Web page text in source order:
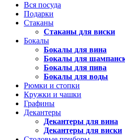
Вся посуда
Подарки
Стаканы
Стаканы для виски
Бокалы
Бокалы для вина
Бокалы для
Бокалы для пива
Бокалы для воды
Рюмки и стопки
Кружки и чашки
Графины
Декантеры
Декантеры для вина
Декантеры для виски